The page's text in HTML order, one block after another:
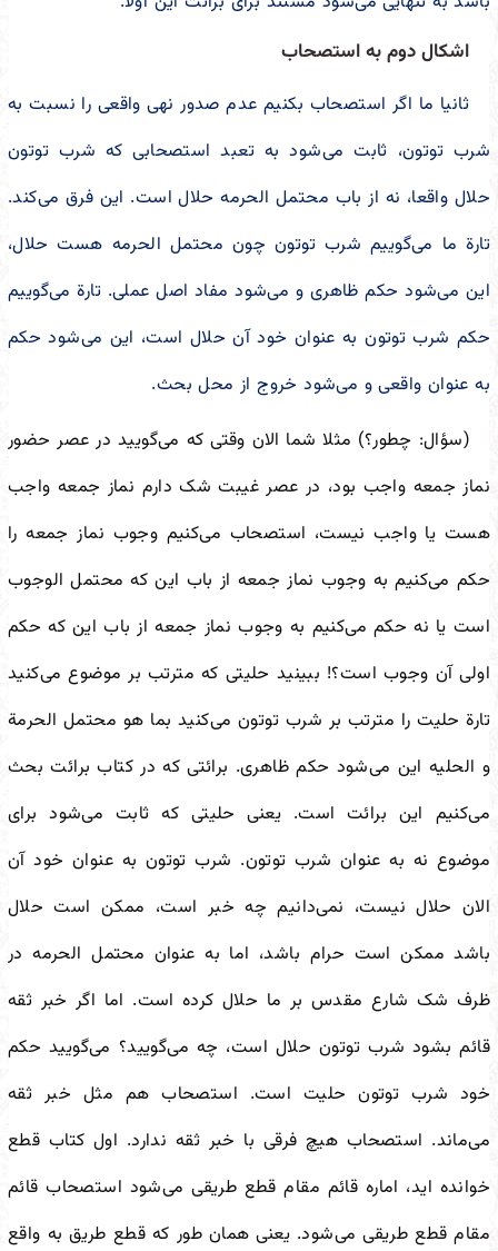
اشکال دوم به استصحاب
ثانیا ما اگر استصحاب بکنیم عدم صدور نهی واقعی را نسبت به
شرب توتون، ثابت می‌شود به تعبد استصحابی که شرب توتون
حلال واقعا، نه از باب محتمل الحرمه حلال است. این فرق می‌کند.
تارة ما می‌گوییم شرب توتون چون محتمل الحرمه هست حلال،
این می‌شود حکم ظاهری و می‌شود مفاد اصل عملی. تارة می‌گوییم
حکم شرب توتون به عنوان خود آن حلال است، این می‌شود حکم
به عنوان واقعی و می‌شود خروج از محل بحث.
(سؤال: چطور؟) مثلا شما الان وقتی که می‌گویید در عصر حضور
نماز جمعه واجب بود، در عصر غیبت شک دارم نماز جمعه واجب
هست یا واجب نیست، استصحاب می‌کنیم وجوب نماز جمعه را
حکم می‌کنیم به وجوب نماز جمعه از باب این که محتمل الوجوب
است یا نه حکم می‌کنیم به وجوب نماز جمعه از باب این که حکم
اولی آن وجوب است؟! ببینید حلیتی که مترتب بر موضوع می‌کنید
تارة حلیت را مترتب بر شرب توتون می‌کنید بما هو محتمل الحرمة
و الحلیه این می‌شود حکم ظاهری. برائتی که در کتاب برائت بحث
می‌کنیم این برائت است. یعنی حلیتی که ثابت می‌شود برای
موضوع نه به عنوان شرب توتون. شرب توتون به عنوان خود آن
الان حلال نیست، نمی‌دانیم چه خبر است، ممکن است حلال
باشد ممکن است حرام باشد، اما به عنوان محتمل الحرمه در
ظرف شک شارع مقدس بر ما حلال کرده است. اما اگر خبر ثقه
قائم بشود شرب توتون حلال است، چه می‌گویید؟ می‌گویید حکم
خود شرب توتون حلیت است. استصحاب هم مثل خبر ثقه
می‌ماند. استصحاب هیچ فرقی با خبر ثقه ندارد. اول کتاب قطع
خوانده اید، اماره قائم مقام قطع طریقی می‌شود استصحاب قائم
مقام قطع طریقی می‌شود. یعنی همان طور که قطع طریق به واقع